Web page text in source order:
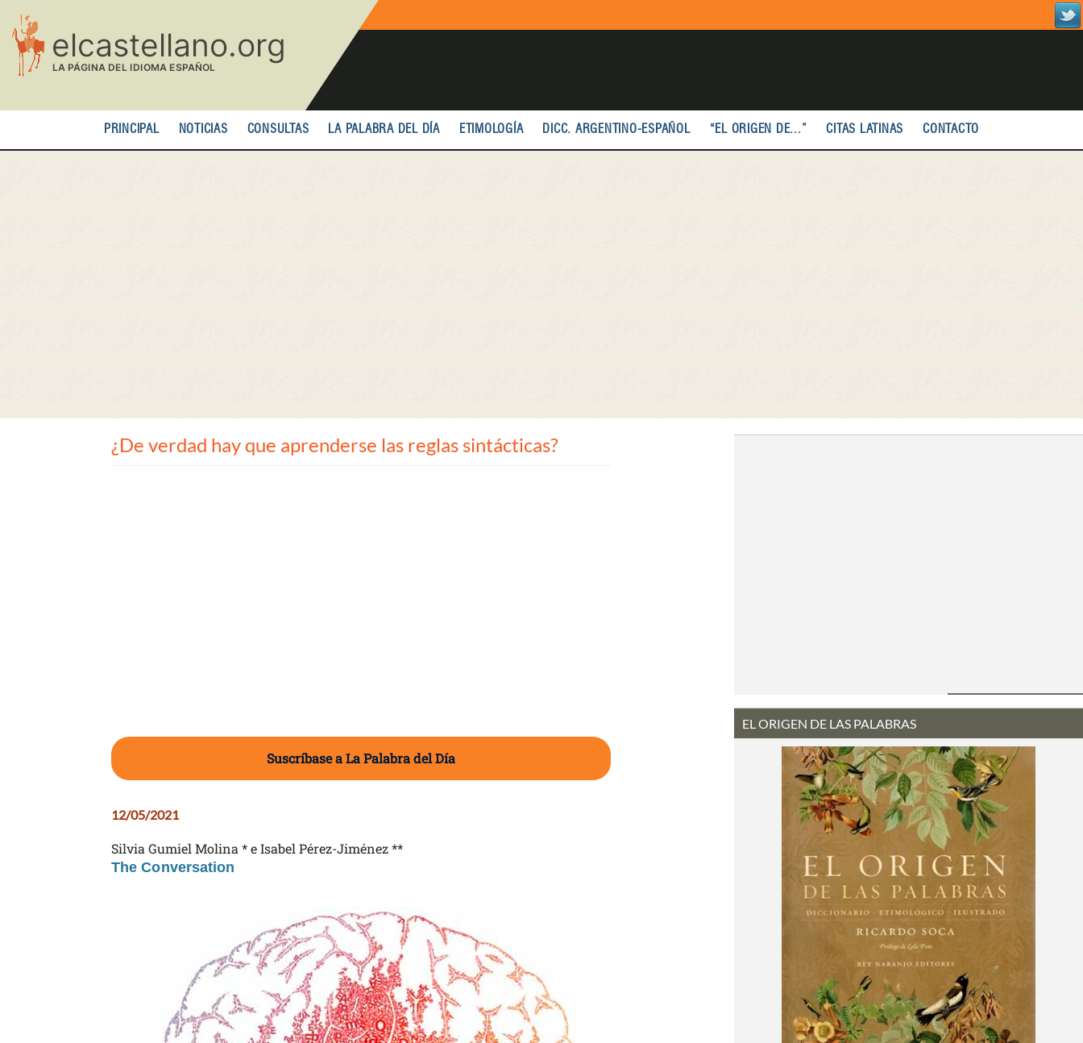
contenido
principal
PRINCIPAL NOTICIAS CONSULTAS LA PALABRA DEL DÍA ETIMOLOGÍA DICC. ARGENTINO-ESPAÑOL “EL ORIGEN DE...” CITAS LATINAS CONTACTO
¿De verdad hay que aprenderse las reglas sintácticas?
Suscríbase a La Palabra del Día
12/05/2021
Silvia Gumiel Molina * e Isabel Pérez-Jiménez **
The Conversation
EL ORIGEN DE LAS PALABRAS